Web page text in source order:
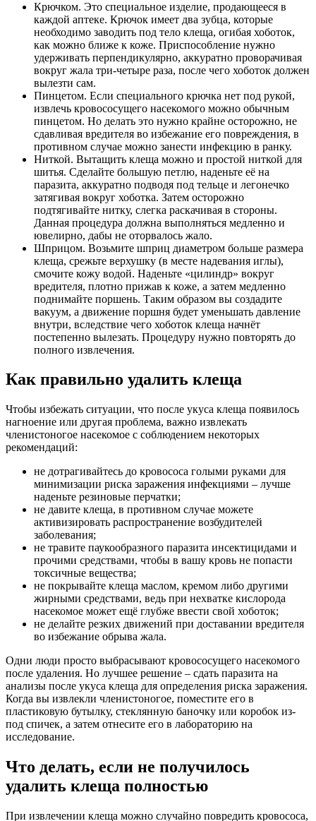
Крючком. Это специальное изделие, продающееся в
каждой аптеке. Крючок имеет два зубца, которые
необходимо заводить под тело клеща, огибая хоботок,
как можно ближе к коже. Приспособление нужно
удерживать перпендикулярно, аккуратно проворачивая
вокруг жала три-четыре раза, после чего хоботок должен
вылезти сам.
Пинцетом. Если специального крючка нет под рукой,
извлечь кровососущего насекомого можно обычным
пинцетом. Но делать это нужно крайне осторожно, не
сдавливая вредителя во избежание его повреждения, в
противном случае можно занести инфекцию в ранку.
Ниткой. Вытащить клеща можно и простой ниткой для
шитья. Сделайте большую петлю, наденьте её на
паразита, аккуратно подводя под тельце и легонечко
затягивая вокруг хоботка. Затем осторожно
подтягивайте нитку, слегка раскачивая в стороны.
Данная процедура должна выполняться медленно и
ювелирно, дабы не оторвалось жало.
Шприцом. Возьмите шприц диаметром больше размера
клеща, срежьте верхушку (в месте надевания иглы),
смочите кожу водой. Наденьте «цилиндр» вокруг
вредителя, плотно прижав к коже, а затем медленно
поднимайте поршень. Таким образом вы создадите
вакуум, а движение поршня будет уменьшать давление
внутри, вследствие чего хоботок клеща начнёт
постепенно вылезать. Процедуру нужно повторять до
полного извлечения.
Как правильно удалить клеща
Чтобы избежать ситуации, что после укуса клеща появилось
нагноение или другая проблема, важно извлекать
членистоногое насекомое с соблюдением некоторых
рекомендаций:
не дотрагивайтесь до кровососа голыми руками для
минимизации риска заражения инфекциями – лучше
наденьте резиновые перчатки;
не давите клеща, в противном случае можете
активизировать распространение возбудителей
заболевания;
не травите паукообразного паразита инсектицидами и
прочими средствами, чтобы в вашу кровь не попасти
токсичные вещества;
не покрывайте клеща маслом, кремом либо другими
жирными средствами, ведь при нехватке кислорода
насекомое может ещё глубже ввести свой хоботок;
не делайте резких движений при доставании вредителя
во избежание обрыва жала.
Одни люди просто выбрасывают кровососущего насекомого
после удаления. Но лучшее решение – сдать паразита на
анализы после укуса клеща для определения риска заражения.
Когда вы извлекли членистоногое, поместите его в
пластиковую бутылку, стеклянную баночку или коробок из-
под спичек, а затем отнесите его в лабораторию на
исследование.
Что делать, если не получилось
удалить клеща полностью
При извлечении клеща можно случайно повредить кровососа,